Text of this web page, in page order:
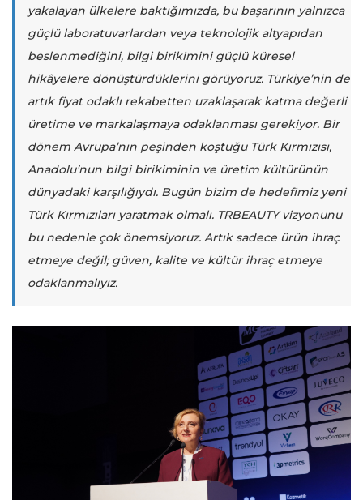
yakalayan ülkelere baktığımızda, bu başarının yalnızca
güçlü laboratuvarlardan veya teknolojik altyapıdan
beslenmediğini, bilgi birikimini güçlü küresel
hikâyelere dönüştürdüklerini görüyoruz. Türkiye’nin de
artık fiyat odaklı rekabetten uzaklaşarak katma değerli
üretime ve markalaşmaya odaklanması gerekiyor. Bir
dönem Avrupa’nın peşinden koştuğu Türk Kırmızısı,
Anadolu’nun bilgi birikiminin ve üretim kültürünün
dünyadaki karşılığıydı. Bugün bizim de hedefimiz yeni
Türk Kırmızıları yaratmak olmalı. TRBEAUTY vizyonunu
bu nedenle çok önemsiyoruz. Artık sadece ürün ihraç
etmeye değil; güven, kalite ve kültür ihraç etmeye
odaklanmalıyız.